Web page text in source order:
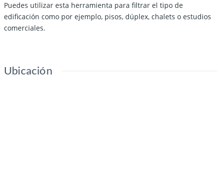
Puedes utilizar esta herramienta para filtrar el tipo de
edificación como por ejemplo, pisos, dúplex, chalets o estudios
comerciales.
Ubicación